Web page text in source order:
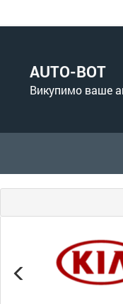
AUTO-BOT
Викупимо ваше